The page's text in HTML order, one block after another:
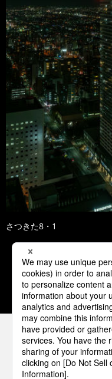
さつきた8・1
1 2
パナソニック